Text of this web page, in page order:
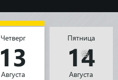
🌸
Четверг
13
Августа
Пятница
14
Августа